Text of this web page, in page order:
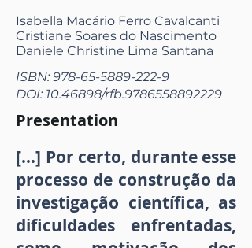
Isabella Macário Ferro Cavalcanti
Cristiane Soares do Nascimento
Daniele Christine Lima Santana
ISBN:978-65-5889-222-9
DOI: 10.46898/rfb.9786558892229
Presentation
[...] Por certo, durante esse
processo de construção da
investigação científica, as
dificuldades enfrentadas,